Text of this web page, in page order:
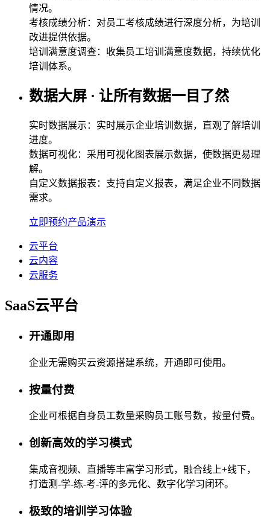
情况。
考核成绩分析：对员工考核成绩进行深度分析，为培训
改进提供依据。
培训满意度调查：收集员工培训满意度数据，持续优化
培训体系。
数据大屏 · 让所有数据一目了然
实时数据展示：实时展示企业培训数据，直观了解培训
进度。
数据可视化：采用可视化图表展示数据，使数据更易理
解。
自定义数据报表：支持自定义报表，满足企业不同数据
需求。
立即预约产品演示
云平台
云内容
云服务
SaaS云平台
开通即用
企业无需购买云资源搭建系统，开通即可使用。
按量付费
企业可根据自身员工数量采购员工账号数，按量付费。
创新高效的学习模式
集成音视频、直播等丰富学习形式，融合线上+线下，
打造测-学-练-考-评的多元化、数字化学习闭环。
极致的培训学习体验